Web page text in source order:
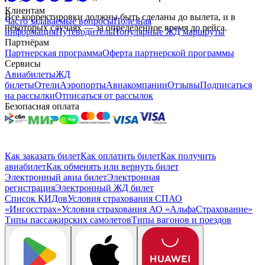
Все корректировки должны быть сделаны до вылета, и в
некоторых случаях — за определённое время до рейса.
Клиентам
Часто задаваемые вопросыПолезная
информацияПутеводительПопулярные ЖД маршруты
Партнёрам
Партнерская программаОферта партнерской программы
Сервисы
АвиабилетыЖД
билетыОтелиАэропортыАвиакомпанииОтзывыПодписаться
на рассылкиОтписаться от рассылок
Безопасная оплата
Как заказать билетКак оплатить билетКак получить
авиабилетКак обменять или вернуть билет
Электронный авиа билетЭлектронная
регистрацияЭлектронный ЖД билет
Список КИДовУсловия страхования СПАО
«Ингосстрах»Условия страхования АО «АльфаСтрахование»
Типы пассажирских самолетовТипы вагонов и поездов